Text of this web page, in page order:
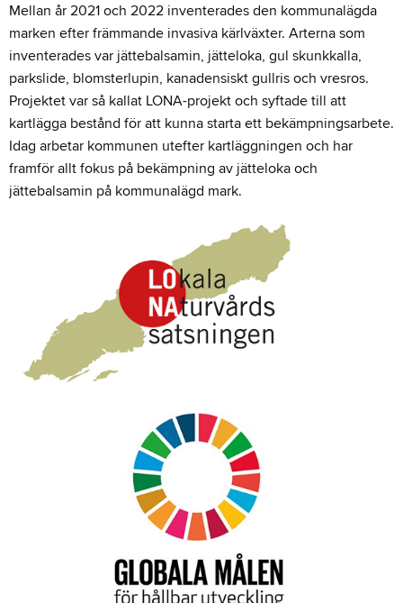
Mellan år 2021 och 2022 inventerades den kommunalägda
marken efter främmande invasiva kärlväxter. Arterna som
inventerades var jättebalsamin, jätteloka, gul skunkkalla,
parkslide, blomsterlupin, kanadensiskt gullris och vresros.
Projektet var så kallat LONA-projekt och syftade till att
kartlägga bestånd för att kunna starta ett bekämpningsarbete.
Idag arbetar kommunen utefter kartläggningen och har
framför allt fokus på bekämpning av jätteloka och
jättebalsamin på kommunalägd mark.